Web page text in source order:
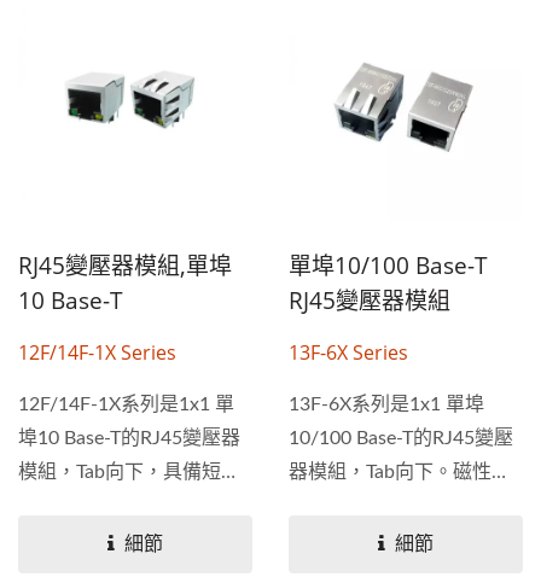
RJ45變壓器模組,單埠
10 Base-T
12F/14F-1X Series
12F/14F-1X系列是1x1 單
埠10 Base-T的RJ45變壓器
模組，Tab向下，具備短路
0°C～+70°C，儲存溫度範
細節
單埠10/100 Base-T
RJ45變壓器模組
13F-6X Series
13F-6X系列是1x1 單埠
10/100 Base-T的RJ45變壓
器模組，Tab向下。磁性設
細節